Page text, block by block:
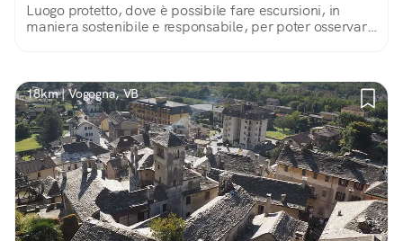
Luogo protetto, dove è possibile fare escursioni, in
maniera sostenibile e responsabile, per poter osservare
18km | Vogogna, VB